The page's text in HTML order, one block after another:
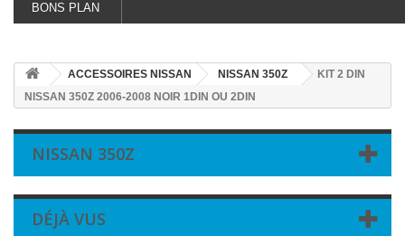
BONS PLAN
ACCESSOIRES NISSAN NISSAN 350Z
KIT 2 DIN
NISSAN 350Z 2006-2008 NOIR 1DIN OU 2DIN
NISSAN 350Z
DÉJÀ VUS